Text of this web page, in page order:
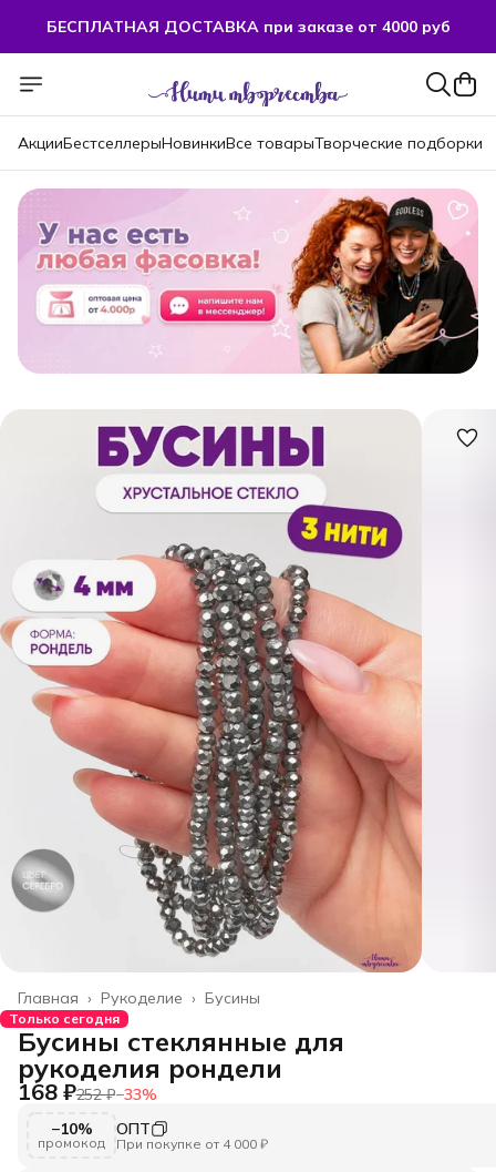
БЕСПЛАТНАЯ ДОСТАВКА при заказе от 4000 руб
БЕСПЛАТНАЯ ДОСТАВКА при заказе от 4000 руб
АкцииБестселлерыНовинкиВсе товарыТворческие подборки
Бусины
Рукоделие ›
Главная ›
Только сегодня
Бусины стеклянные для
рукоделия рондели
168 ₽252 ₽−33%
−10%
промокод
ОПТ
При покупке от 4 000 ₽